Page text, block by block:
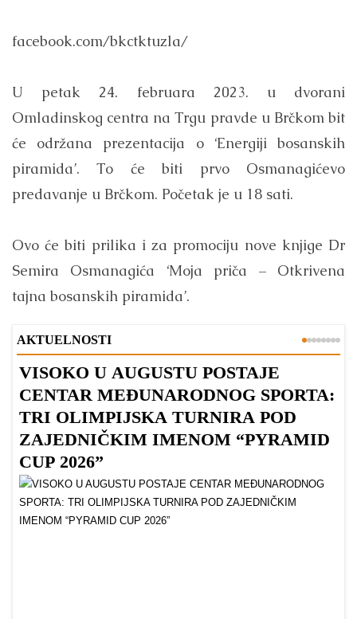
facebook.com/bkctktuzla/
U petak 24. februara 2023. u dvorani
Omladinskog centra na Trgu pravde u Brčkom bit
će održana prezentacija o ‘Energiji bosanskih
piramida’. To će biti prvo Osmanagićevo
predavanje u Brčkom. Početak je u 18 sati.
Ovo će biti prilika i za promociju nove knjige Dr
Semira Osmanagića ‘Moja priča – Otkrivena
tajna bosanskih piramida’.
AKTUELNOSTI
VISOKO U AUGUSTU POSTAJE
CENTAR MEĐUNARODNOG SPORTA:
TRI OLIMPIJSKA TURNIRA POD
ZAJEDNIČKIM IMENOM “PYRAMID
CUP 2026”